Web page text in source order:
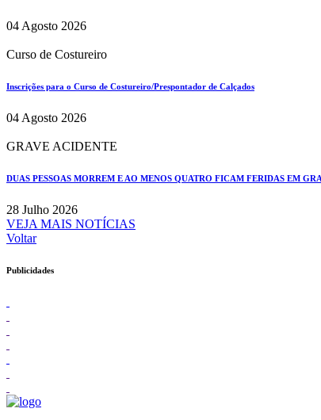
04 Agosto 2026
Curso de Costureiro
Inscrições para o Curso de Costureiro/Prespontador de Calçados
04 Agosto 2026
GRAVE ACIDENTE
DUAS PESSOAS MORREM E AO MENOS QUATRO FICAM FERIDAS EM
28 Julho 2026
VEJA MAIS NOTÍCIAS
Voltar
Publicidades